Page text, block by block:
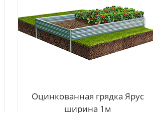
Оцинкованная грядка Ярус
ширина 1м